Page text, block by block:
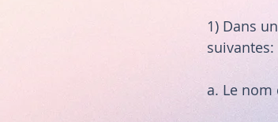
1) Dans
suivantes:
a. Le